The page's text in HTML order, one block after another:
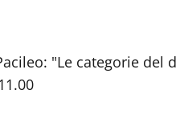
"Le categorie